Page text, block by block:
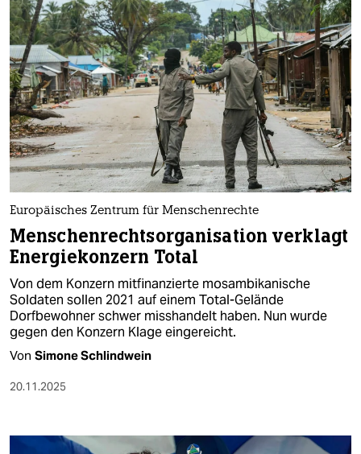
Europäisches Zentrum für Menschenrechte
Menschenrechtsorganisation verklagt
Energiekonzern Total
Von dem Konzern mitfinanzierte mosambikanische
Soldaten sollen 2021 auf einem Total-Gelände
Dorfbewohner schwer misshandelt haben. Nun wurde
gegen den Konzern Klage eingereicht.
Von Simone Schlindwein
20.11.2025